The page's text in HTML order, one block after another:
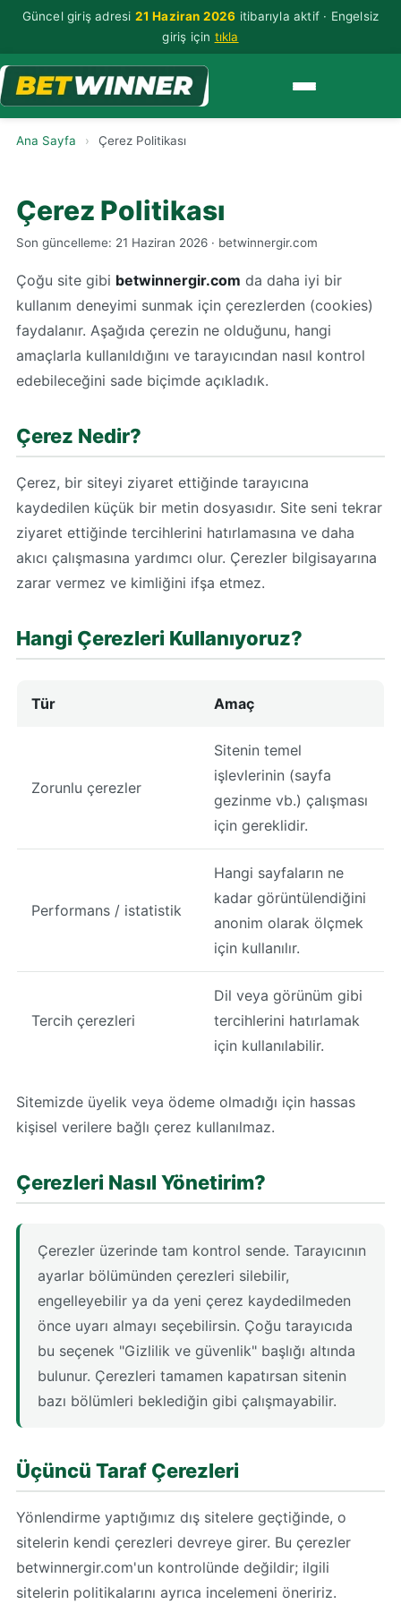
Güncel giriş adresi 21 Haziran 2026 itibarıyla aktif · Engelsiz
giriş için tıkla
Ana Sayfa › Çerez Politikası
Çerez Politikası
Son güncelleme: 21 Haziran 2026 · betwinnergir.com
Çoğu site gibi betwinnergir.com da daha iyi bir
kullanım deneyimi sunmak için çerezlerden (cookies)
faydalanır. Aşağıda çerezin ne olduğunu, hangi
amaçlarla kullanıldığını ve tarayıcından nasıl kontrol
edebileceğini sade biçimde açıkladık.
Çerez Nedir?
Çerez, bir siteyi ziyaret ettiğinde tarayıcına
kaydedilen küçük bir metin dosyasıdır. Site seni tekrar
ziyaret ettiğinde tercihlerini hatırlamasına ve daha
akıcı çalışmasına yardımcı olur. Çerezler bilgisayarına
zarar vermez ve kimliğini ifşa etmez.
Hangi Çerezleri Kullanıyoruz?
Tür Amaç
Zorunlu çerezler
Sitenin temel
işlevlerinin (sayfa
gezinme vb.) çalışması
için gereklidir.
Performans / istatistik
Hangi sayfaların ne
kadar görüntülendiğini
anonim olarak ölçmek
için kullanılır.
Tercih çerezleri
Dil veya görünüm gibi
tercihlerini hatırlamak
için kullanılabilir.
Sitemizde üyelik veya ödeme olmadığı için hassas
kişisel verilere bağlı çerez kullanılmaz.
Çerezleri Nasıl Yönetirim?
Çerezler üzerinde tam kontrol sende. Tarayıcının
ayarlar bölümünden çerezleri silebilir,
engelleyebilir ya da yeni çerez kaydedilmeden
önce uyarı almayı seçebilirsin. Çoğu tarayıcıda
bu seçenek "Gizlilik ve güvenlik" başlığı altında
bulunur. Çerezleri tamamen kapatırsan sitenin
bazı bölümleri beklediğin gibi çalışmayabilir.
Üçüncü Taraf Çerezleri
Yönlendirme yaptığımız dış sitelere geçtiğinde, o
sitelerin kendi çerezleri devreye girer. Bu çerezler
betwinnergir.com'un kontrolünde değildir; ilgili
sitelerin politikalarını ayrıca incelemeni öneririz.